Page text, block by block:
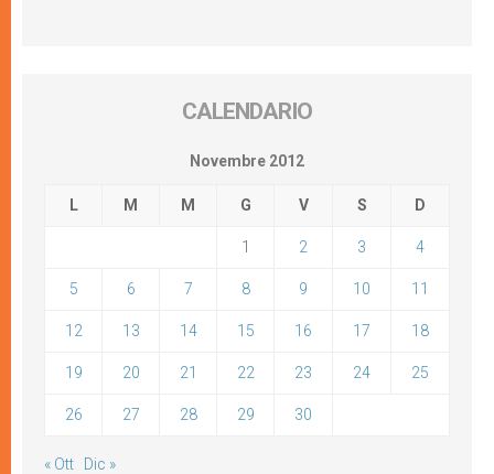
CALENDARIO
Novembre 2012
L M M G V S D
1 2 3 4
5 6 7 8 9 10 11
12 13 14 15 16 17 18
19 20 21 22 23 24 25
26 27 28 29 30
« Ott Dic »